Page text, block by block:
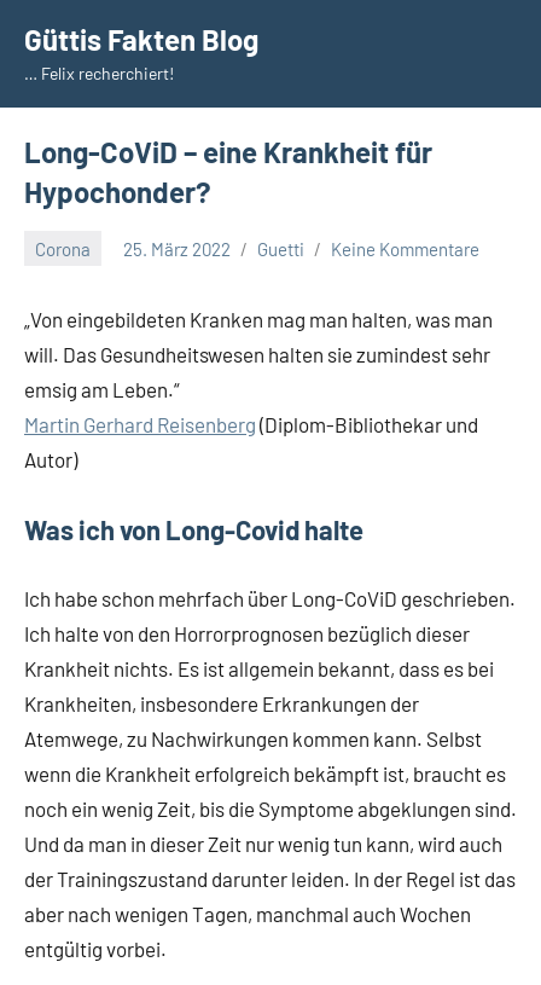
Inhalt
springen
Güttis Fakten Blog
… Felix recherchiert!
Long-CoViD – eine Krankheit für
Hypochonder?
Corona 25. März 2022 Guetti Keine Kommentare
„Von eingebildeten Kranken mag man halten, was man
will. Das Gesundheitswesen halten sie zumindest sehr
emsig am Leben.“
Martin Gerhard Reisenberg (Diplom-Bibliothekar und
Autor)
Was ich von Long-Covid halte
Ich habe schon mehrfach über Long-CoViD geschrieben.
Ich halte von den Horrorprognosen bezüglich dieser
Krankheit nichts. Es ist allgemein bekannt, dass es bei
Krankheiten, insbesondere Erkrankungen der
Atemwege, zu Nachwirkungen kommen kann. Selbst
wenn die Krankheit erfolgreich bekämpft ist, braucht es
noch ein wenig Zeit, bis die Symptome abgeklungen sind.
Und da man in dieser Zeit nur wenig tun kann, wird auch
der Trainingszustand darunter leiden. In der Regel ist das
aber nach wenigen Tagen, manchmal auch Wochen
entgültig vorbei.